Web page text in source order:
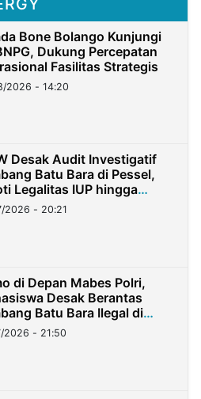
Bone Bolango Kunjungi
Dukung Percepatan
Fasilitas Strategis
2026 - 14:20
Desak Audit Investigatif
Batu Bara di Pessel,
Legalitas IUP hingga
2026 - 20:21
di Depan Mabes Polri,
Desak Berantas
Batu Bara Ilegal di
2026 - 21:50